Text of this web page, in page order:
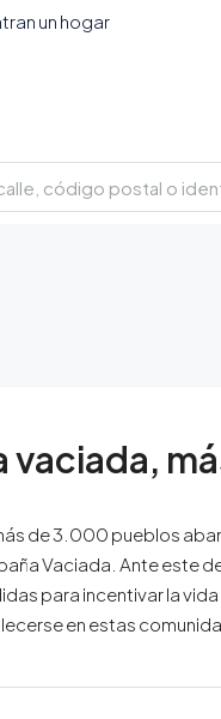
un hogar
vaciada,
de 3.000 pueblos
Vaciada. Ante este
para incentivar la
en estas